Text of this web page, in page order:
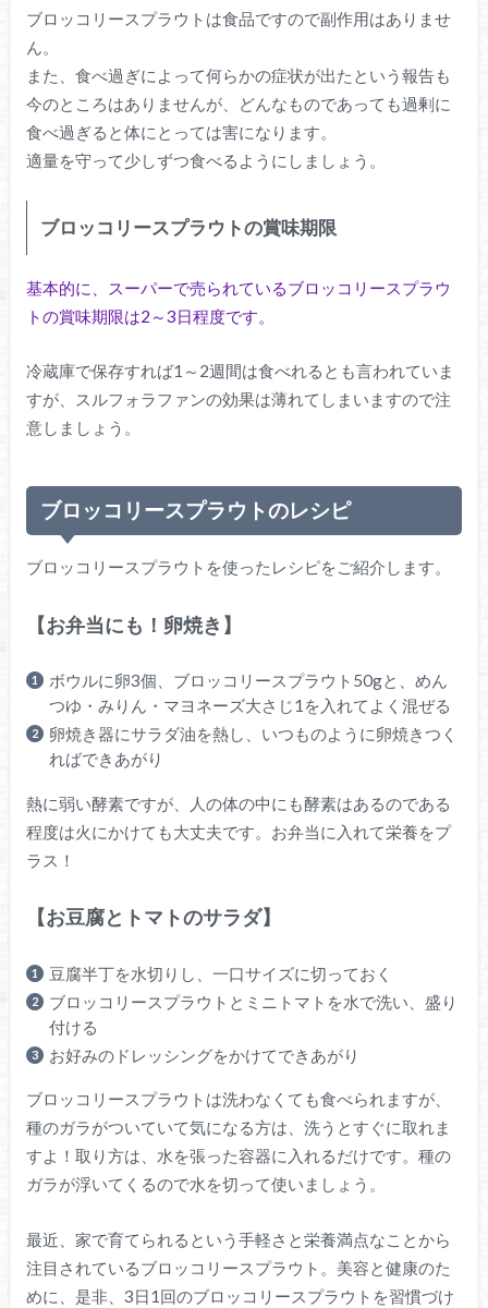
ブロッコリースプラウトは食品ですので副作用はありませ
ん。
また、食べ過ぎによって何らかの症状が出たという報告も
今のところはありませんが、どんなものであっても過剰に
食べ過ぎると体にとっては害になります。
適量を守って少しずつ食べるようにしましょう。
ブロッコリースプラウトの賞味期限
基本的に、スーパーで売られているブロッコリースプラウ
トの賞味期限は2～3日程度です。
冷蔵庫で保存すれば1～2週間は食べれるとも言われていま
すが、スルフォラファンの効果は薄れてしまいますので注
意しましょう。
ブロッコリースプラウトのレシピ
ブロッコリースプラウトを使ったレシピをご紹介します。
【お弁当にも！卵焼き】
ボウルに卵3個、ブロッコリースプラウト50gと、めん
つゆ・みりん・マヨネーズ大さじ1を入れてよく混ぜる
卵焼き器にサラダ油を熱し、いつものように卵焼きつく
ればできあがり
熱に弱い酵素ですが、人の体の中にも酵素はあるのである
程度は火にかけても大丈夫です。お弁当に入れて栄養をプ
ラス！
【お豆腐とトマトのサラダ】
豆腐半丁を水切りし、一口サイズに切っておく
ブロッコリースプラウトとミニトマトを水で洗い、盛り
付ける
お好みのドレッシングをかけてできあがり
ブロッコリースプラウトは洗わなくても食べられますが、
種のガラがついていて気になる方は、洗うとすぐに取れま
すよ！取り方は、水を張った容器に入れるだけです。種の
ガラが浮いてくるので水を切って使いましょう。
最近、家で育てられるという手軽さと栄養満点なことから
注目されているブロッコリースプラウト。美容と健康のた
めに、是非、3日1回のブロッコリースプラウトを習慣づけ